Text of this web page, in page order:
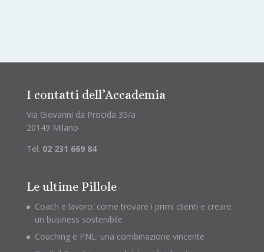
I contatti dell’Accademia
Via Giovanni da Procida 35/a
20149 Milano
Tel. 02 231 669 84
Le ultime Pillole
Coach e lavoro: come trovare i primi clienti e creare
un business sostenibile
Coaching e PNL: una combinazione vincente